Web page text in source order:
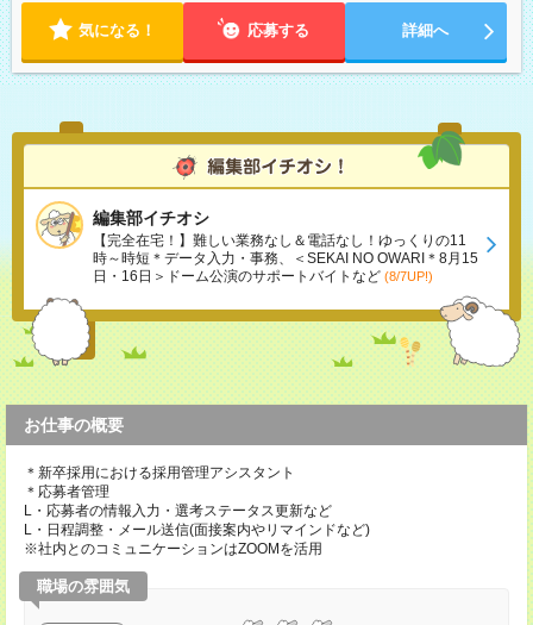
気になる！ 応募する 詳細へ
編集部イチオシ
【完全在宅！】難しい業務なし＆電話なし！ゆっくりの11
時～時短＊データ入力・事務、＜SEKAI NO OWARI＊8月15
日・16日＞ドーム公演のサポートバイトなど (8/7UP!)
お仕事の概要
＊新卒採用における採用管理アシスタント
＊応募者管理
L・応募者の情報入力・選考ステータス更新など
L・日程調整・メール送信(面接案内やリマインドなど)
※社内とのコミュニケーションはZOOMを活用
職場の雰囲気